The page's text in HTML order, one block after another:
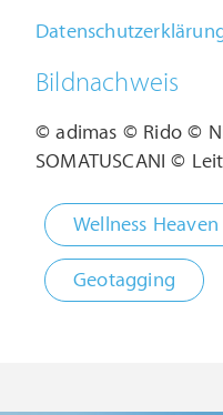
Bildnachweis
© adimas © Rido ©
SOMATUSCANI ©
Wellness
Geotagging